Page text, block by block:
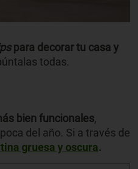
para decorar tu casa y
todas.
bien funcionales,
del año. Si a través de
gruesa y oscura.